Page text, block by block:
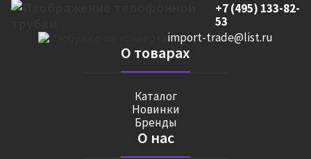
+7 (495) 133-82-
53
import-trade@list.ru
О товарах
Каталог
Новинки
Бренды
О нас